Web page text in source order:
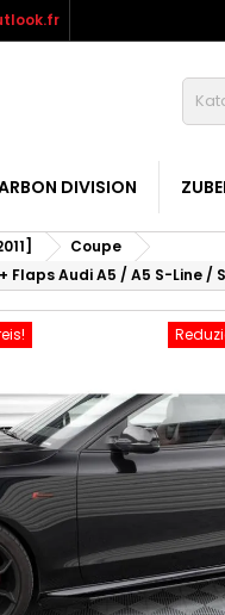
DIVISION
Coupe
Audi A5 / A5 S-Line